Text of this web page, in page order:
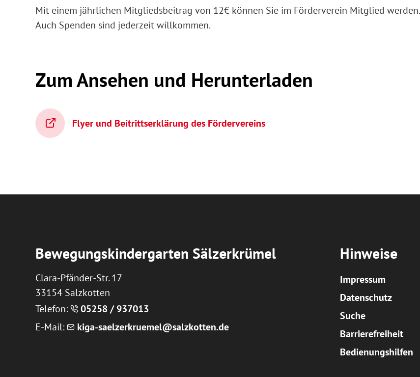
Mit einem jährlichen Mitgliedsbeitrag von 12€ können Sie im Förderverein Mitglied werden.
Auch Spenden sind jederzeit willkommen.
Zum Ansehen und Herunterladen
Flyer und Beitrittserklärung des Fördervereins
Bewegungskindergarten Sälzerkrümel
Clara-Pfänder-Str. 17
33154 Salzkotten
Telefon:
05258 / 937013
E-Mail:
kg -s lz rkr m l s lzk tt n d
Hinweise
Impressum
Datenschutz
Suche
Barrierefreiheit
Bedienungshilfen